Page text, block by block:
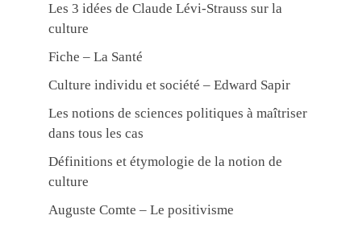
Les 3 idées de Claude Lévi-Strauss sur la
culture
Fiche – La Santé
Culture individu et société – Edward Sapir
Les notions de sciences politiques à maîtriser
dans tous les cas
Définitions et étymologie de la notion de
culture
Auguste Comte – Le positivisme